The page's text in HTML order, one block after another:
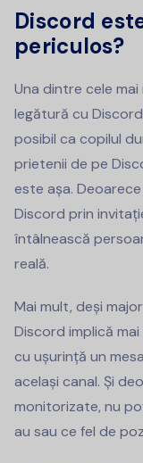
Discord
periculos?
Una dintre cele
legătură cu
posibil ca copilul
prietenii de pe
este așa.
Discord prin
întâlnească
reală.
Mai mult, deși
Discord implică
cu ușurință un
același canal. Și
monitorizate, nu
au sau ce fel de